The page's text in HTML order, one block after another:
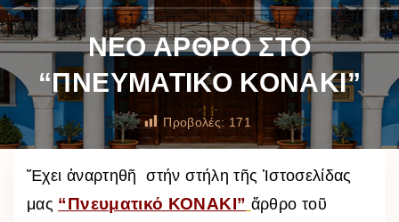
ΝΕΟ ΑΡΘΡΟ ΣΤΟ
“ΠΝΕΥΜΑΤΙΚΟ ΚΟΝΑΚΙ”
Προβολές: 171
Ἔχει ἀναρτηθῆ στήν στήλη τῆς Ἱστοσελίδας
μας “Πνευματικό ΚΟΝΑΚΙ” ἄρθρο τοῦ